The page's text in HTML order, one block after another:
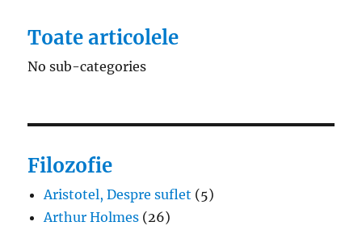
Toate articolele
No sub-categories
Filozofie
Aristotel, Despre suflet (5)
Arthur Holmes (26)